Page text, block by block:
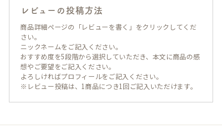
レビューの投稿方法
商品詳細ページの「レビューを書く」をクリックしてくだ
さい。
ニックネームをご記入ください。
おすすめ度を5段階から選択していただき、本文に商品の感
想やご要望をご記入ください。
よろしければプロフィールをご記入ください。
※レビュー投稿は、1商品につき1回ご記入いただけます。